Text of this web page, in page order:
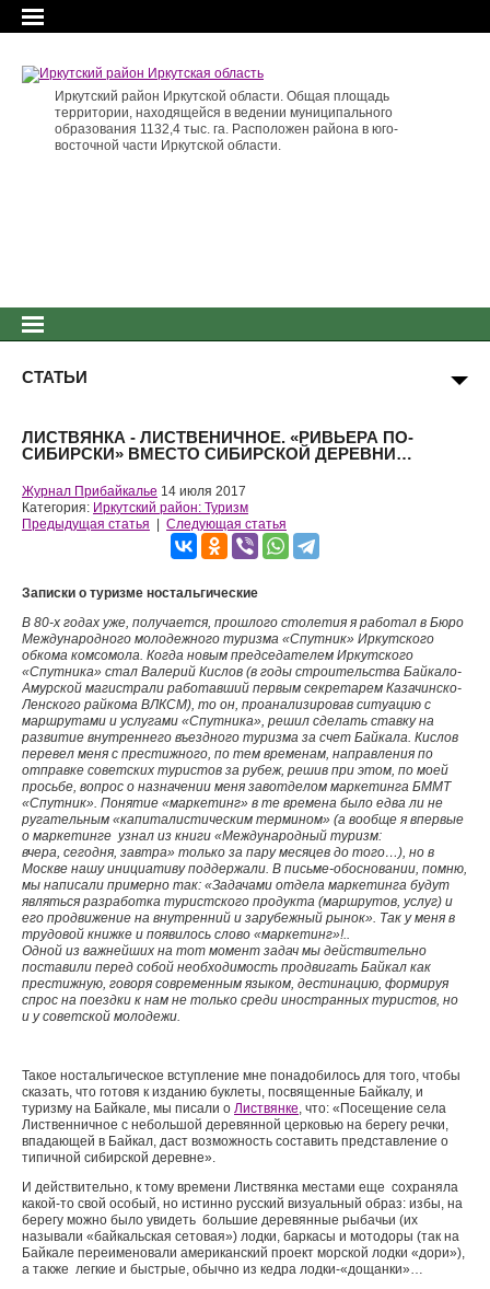
Иркутский район Иркутской области. Общая площадь
территории, находящейся в ведении муниципального
образования 1132,4 тыс. га. Расположен района в юго-
восточной части Иркутской области.
СТАТЬИ
ЛИСТВЯНКА - ЛИСТВЕНИЧНОЕ. «РИВЬЕРА ПО-
СИБИРСКИ» ВМЕСТО СИБИРСКОЙ ДЕРЕВНИ…
Журнал Прибайкалье 14 июля 2017
Категория: Иркутский район: Туризм
Предыдущая статья
Следующая статья
Записки о туризме ностальгические
В 80-х годах уже, получается, прошлого столетия я работал в Бюро
Международного молодежного туризма «Спутник» Иркутского
обкома комсомола. Когда новым председателем Иркутского
«Спутника» стал Валерий Кислов (в годы строительства Байкало-
Амурской магистрали работавший первым секретарем Казачинско-
Ленского райкома ВЛКСМ), то он, проанализировав ситуацию с
маршрутами и услугами «Спутника», решил сделать ставку на
развитие внутреннего въездного туризма за счет Байкала. Кислов
перевел меня с престижного, по тем временам, направления по
отправке советских туристов за рубеж, решив при этом, по моей
просьбе, вопрос о назначении меня завотделом маркетинга БММТ
«Спутник». Понятие «маркетинг» в те времена было едва ли не
ругательным «капиталистическим термином» (а вообще я впервые
о маркетинге узнал из книги «Международный туризм:
вчера, сегодня, завтра» только за пару месяцев до того…), но в
Москве нашу инициативу поддержали. В письме-обосновании, помню,
мы написали примерно так: «Задачами отдела маркетинга будут
являться разработка туристского продукта (маршрутов, услуг) и
его продвижение на внутренний и зарубежный рынок». Так у меня в
трудовой книжке и появилось слово «маркетинг»!..
Одной из важнейших на тот момент задач мы действительно
поставили перед собой необходимость продвигать Байкал как
престижную, говоря современным языком, дестинацию, формируя
спрос на поездки к нам не только среди иностранных туристов, но
и у советской молодежи.
Такое ностальгическое вступление мне понадобилось для того, чтобы
сказать, что готовя к изданию буклеты, посвященные Байкалу, и
туризму на Байкале, мы писали о Листвянке, что: «Посещение села
Лиственничное с небольшой деревянной церковью на берегу речки,
впадающей в Байкал, даст возможность составить представление о
типичной сибирской деревне».
И действительно, к тому времени Листвянка местами еще сохраняла
какой-то свой особый, но истинно русский визуальный образ: избы, на
берегу можно было увидеть большие деревянные рыбачьи (их
называли «байкальская сетовая») лодки, баркасы и мотодоры (так на
Байкале переименовали американский проект морской лодки «дори»),
а также легкие и быстрые, обычно из кедра лодки-«дощанки»…